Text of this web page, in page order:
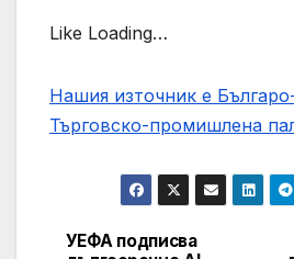
Like Loading…
Нашия източник е
Търговско-промишлена
УЕФА подписва